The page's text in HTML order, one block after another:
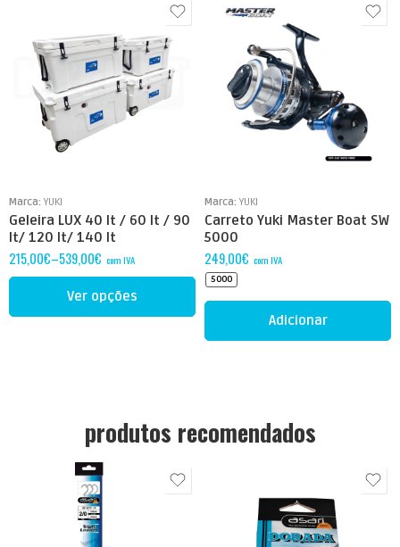
Marca: YUKI
Geleira LUX 40 lt / 60 lt / 90
lt/ 120 lt/ 140 lt
215,00€–539,00€ com IVA
40 lt
60 lt
90 lt
120 lt
Ver opções
Marca: YUKI
Carreto Yuki Master Boat SW
5000
249,00€ com IVA
5000
Adicionar
produtos recomendados